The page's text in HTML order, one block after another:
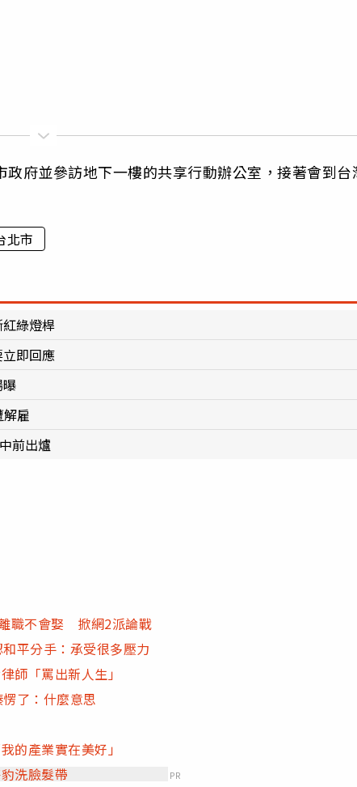
府並參訪地下一樓的共享行動辦公室，接著會到台
北市
綠燈桿
即回應
雇
前出爐
職不會娶 掀網2派論戰
平分手：承受很多壓力
師「罵出新人生」
了：什麼意思
的產業實在美好」
洗臉髮帶
PR